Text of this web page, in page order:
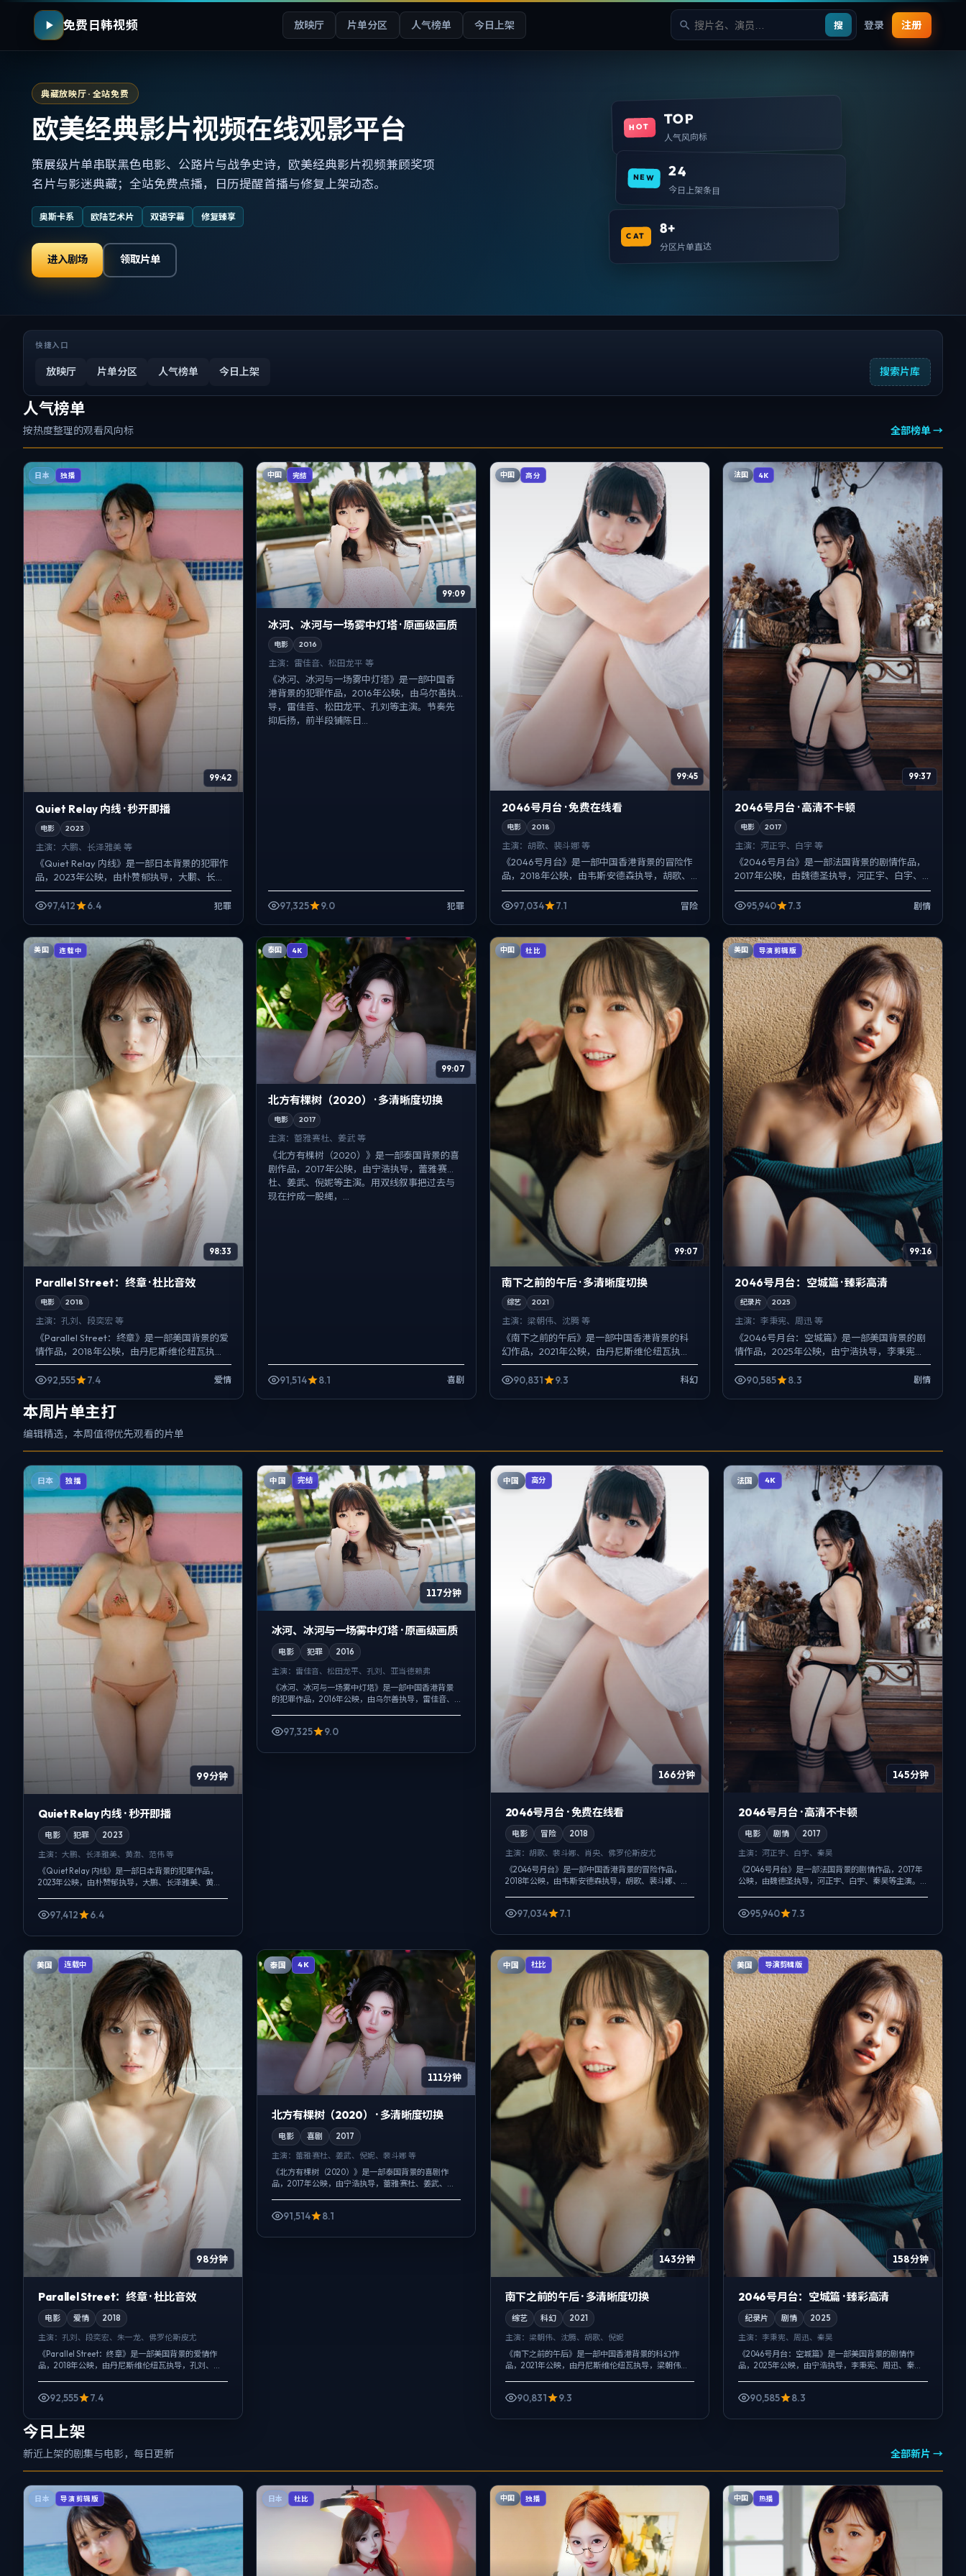
免费日韩视频 放映厅 片单分区 人气榜单 今日上架 搜 登录 注册
典藏放映厅 · 全站免费
欧美经典影片视频在线观影平台
策展级片单串联黑色电影、公路片与战争史诗，欧美经典影片视频兼顾奖项
名片与影迷典藏；全站免费点播，日历提醒首播与修复上架动态。
奥斯卡系 欧陆艺术片 双语字幕 修复臻享
进入剧场 领取片单
HOT TOP
人气风向标
NEW 24
今日上架条目
CAT 8+
分区片单直达
快捷入口
放映厅 片单分区 人气榜单 今日上架 搜索片库
人气榜单
按热度整理的观看风向标 全部榜单 →
日本 独播
99:42
Quiet Relay 内线 · 秒开即播
电影 2023
主演： 大鹏、长泽雅美 等
《Quiet Relay 内线》是一部日本背景的犯罪作
品，2023年公映，由朴赞郁执导，大鹏、长泽
雅美、黄渤等主演。影像偏纪实质感，手持与
固定机...
97,412 6.4 犯罪
中国 完结
99:09
冰河、冰河与一场雾中灯塔 · 原画级画质
电影 2016
主演： 雷佳音、松田龙平 等
《冰河、冰河与一场雾中灯塔》是一部中国香
港背景的犯罪作品，2016年公映，由乌尔善执
导，雷佳音、松田龙平、孔刘等主演。节奏先
抑后扬，前半段铺陈日...
97,325 9.0 犯罪
中国 高分
99:45
2046号月台 · 免费在线看
电影 2018
主演： 胡歌、裴斗娜 等
《2046号月台》是一部中国香港背景的冒险作
品，2018年公映，由韦斯·安德森执导，胡歌、
裴斗娜、肖央等主演。配乐克制，关键场面反
而以环境声托情...
97,034 7.1 冒险
法国 4K
99:37
2046号月台 · 高清不卡顿
电影 2017
主演： 河正宇、白宇 等
《2046号月台》是一部法国背景的剧情作品，
2017年公映，由魏德圣执导，河正宇、白宇、
秦昊等主演。配乐克制，关键场面反而以环境
声托情绪，冲突并...
95,940 7.3 剧情
美国 连载中
98:33
Parallel Street：终章 · 杜比音效
电影 2018
主演： 孔刘、段奕宏 等
《Parallel Street：终章》是一部美国背景的爱
情作品，2018年公映，由丹尼斯·维伦纽瓦执
导，孔刘、段奕宏、朱一龙等主演。把城市当
作...92,555 7.4 爱情
泰国 4K
99:07
北方有棵树（2020） · 多清晰度切换
电影 2017
主演：蕾雅·赛杜、姜武 等
《北方有棵树（2020）》是一部泰国背景的喜
剧作品，2017年公映，由宁浩执导，蕾雅·赛
杜、姜武、倪妮等主演。用双线叙事把过去与
现在拧成一股绳，...
91,514 8.1 喜剧
中国 杜比
99:07
南下之前的午后 · 多清晰度切换
综艺 2021
主演： 梁朝伟、沈腾 等
《南下之前的午后》是一部中国香港背景的科
幻作品，2021年公映，由丹尼斯·维伦纽瓦执
导，梁朝伟、沈腾、胡歌等主演。配乐克制，
关键场面反而以环境声...
90,831 9.3 科幻
美国 导演剪辑版
99:16
2046号月台：空城篇 · 臻彩高清
纪录片 2025
主演：李秉宪、周迅 等
《2046号月台：空城篇》是一部美国背景的剧
情作品，2025年公映，由宁浩执导，李秉宪、
周迅、秦昊等主演。用双线叙事把过去与现在
拧成一股绳，爱情...
90,585 8.3 剧情
本周片单主打
编辑精选，本周值得优先观看的片单
日本 独播
99分钟
Quiet Relay 内线 · 秒开即播
电影 犯罪
2023
主演： 大鹏、长泽雅美、黄渤、范伟 等
《Quiet Relay 内线》是一部日本背景的犯罪作品，
2023年公映，由朴赞郁执导，大鹏、长泽雅美、黄渤
97,412 6.4
中国 完结
117分钟
冰河、冰河与一场雾中灯塔 · 原画级画质
电影 犯罪
2016
主演： 雷佳音、松田龙平、孔刘、亚当·德赖弗
《冰河、冰河与一场雾中灯塔》是一部中国香港背景
的犯罪作品，2016年公映，由乌尔善执导，雷佳音、
97,325 9.0
中国 高分
166分钟
2046号月台 · 免费在线看
电影 冒险
2018
主演： 胡歌、裴斗娜、肖央、佛罗伦斯·皮尤
《2046号月台》是一部中国香港背景的冒险作品，
2018年公映，由韦斯·安德森执导，胡歌、裴斗娜、肖
97,034 7.1
法国 4K
145分钟
2046号月台 · 高清不卡顿
电影 剧情
2017
主演：河正宇、白宇、秦昊
《2046号月台》是一部法国背景的剧情作品，2017年
公映，由魏德圣执导，河正宇、白宇、秦昊等主演。
95,940 7.3
美国 连载中
98分钟
Parallel Street：终章 · 杜比音效
电影 爱情
2018
主演： 孔刘、段奕宏、朱一龙、佛罗伦斯·皮尤
《Parallel Street：终章》是一部美国背景的爱情作
品，2018年公映，由丹尼斯·维伦纽瓦执导，孔刘、段
92,555 7.4
泰国 4K
111分钟
北方有棵树（2020） · 多清晰度切换
电影 喜剧
2017
主演： 蕾雅·赛杜、姜武、倪妮、裴斗娜 等
《北方有棵树（2020）》是一部泰国背景的喜剧作
品，2017年公映，由宁浩执导，蕾雅·赛杜、姜武、倪
91,514 8.1
中国 杜比
143分钟
南下之前的午后 · 多清晰度切换
综艺 科幻
2021
主演： 梁朝伟、沈腾、胡歌、倪妮
《南下之前的午后》是一部中国香港背景的科幻作
品，2021年公映，由丹尼斯·维伦纽瓦执导，梁朝伟、
90,831 9.3
美国 导演剪辑版
158分钟
2046号月台：空城篇 · 臻彩高清
纪录片 剧情
2025
主演：李秉宪、周迅、秦昊
《2046号月台：空城篇》是一部美国背景的剧情作
品，2025年公映，由宁浩执导，李秉宪、周迅、秦昊
90,585 8.3
今日上架
新近上架的剧集与电影，每日更新 全部新片 →
日本 导演剪辑版 日本 杜比 中国 独播 中国 热播